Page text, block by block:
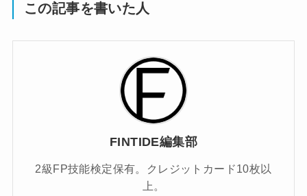
この記事を書いた人
FINTIDE編集部
2級FP技能検定保有。クレジットカード10枚以
上。